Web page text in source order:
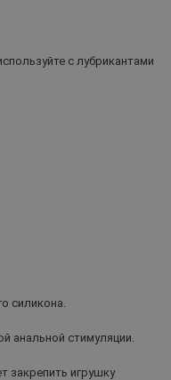
с лубрикантами
силикона.
анальной стимуляции.
закрепить игрушку